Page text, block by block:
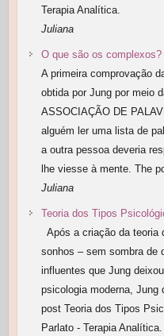
Terapia Analítica.
Juliana
O que são os complexos?
A primeira comprovação
obtida por Jung por meio
ASSOCIAÇÃO DE
alguém ler uma lista de
a outra pessoa deveria
lhe viesse à mente. The
Juliana
Teoria dos Tipos
Após a criação da teoria
sonhos – sem sombra de
influentes que Jung
psicologia moderna,
post Teoria dos Tipos
Parlato - Terapia Analítica.